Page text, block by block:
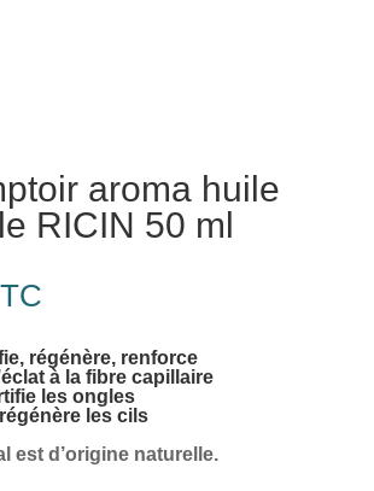
aroma huile
RICIN 50 ml
régénère, renforce
à la fibre capillaire
les ongles
les cils
est d’origine naturelle.